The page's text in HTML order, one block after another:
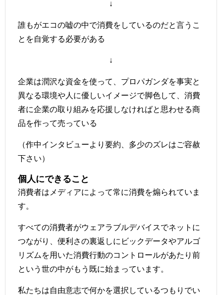
↓
誰もがエコの嘘の中で消費をしているのだと言うこ
とを自覚する必要がある
↓
企業は潤沢な資金を使って、プロパガンダを事実と
異なる環境や人に優しいイメージで脚色して、消費
者に企業の取り組みを応援しなければと思わせる商
品を作って売っている
（作中インタビューより要約、多少のズレはご容赦
下さい）
個人にできること
消費者はメディアによって常に消費を煽られていま
す。
すべての消費者がウェアラブルデバイスでネットに
つながり、便利さの裏返しにビックデータやアルゴ
リズムを用いた消費行動のコントロールがあたり前
という世の中がもう既に始まっています。
私たちは自由意志で何かを選択しているつもりでい